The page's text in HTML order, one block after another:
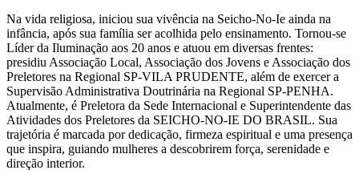
Na vida religiosa, iniciou sua vivência na Seicho-No-Ie ainda na
infância, após sua família ser acolhida pelo ensinamento. Tornou-se
Líder da Iluminação aos 20 anos e atuou em diversas frentes:
presidiu Associação Local, Associação dos Jovens e Associação dos
Preletores na Regional SP-VILA PRUDENTE, além de exercer a
Supervisão Administrativa Doutrinária na Regional SP-PENHA.
Atualmente, é Preletora da Sede Internacional e Superintendente das
Atividades dos Preletores da SEICHO-NO-IE DO BRASIL. Sua
trajetória é marcada por dedicação, firmeza espiritual e uma presença
que inspira, guiando mulheres a descobrirem força, serenidade e
direção interior.